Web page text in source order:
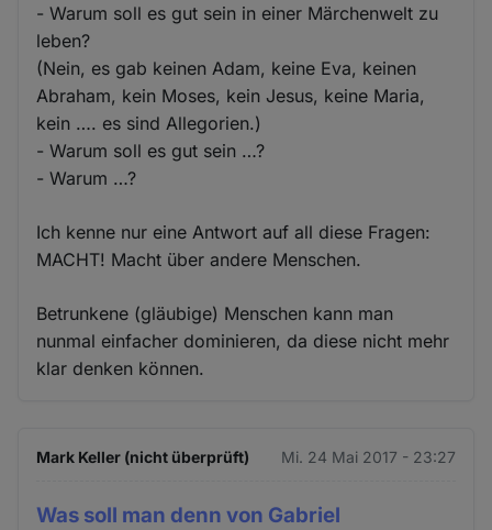
- Warum soll es gut sein in einer Märchenwelt zu
leben?
(Nein, es gab keinen Adam, keine Eva, keinen
Abraham, kein Moses, kein Jesus, keine Maria,
kein …. es sind Allegorien.)
- Warum soll es gut sein …?
- Warum …?
Ich kenne nur eine Antwort auf all diese Fragen:
MACHT! Macht über andere Menschen.
Betrunkene (gläubige) Menschen kann man
nunmal einfacher dominieren, da diese nicht mehr
klar denken können.
Mark Keller (nicht überprüft) Mi. 24 Mai 2017 - 23:27
Was soll man denn von Gabriel